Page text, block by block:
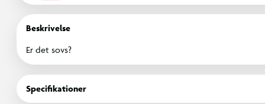
Beskrivelse
Er det sovs?
Specifikationer